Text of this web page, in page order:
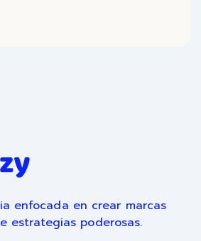
enfocada en crear marcas
estrategias poderosas.